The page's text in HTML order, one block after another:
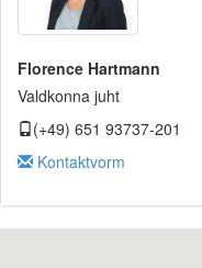
Florence Hartmann
Valdkonna juht
(+49) 651 93737-201
Kontaktvorm